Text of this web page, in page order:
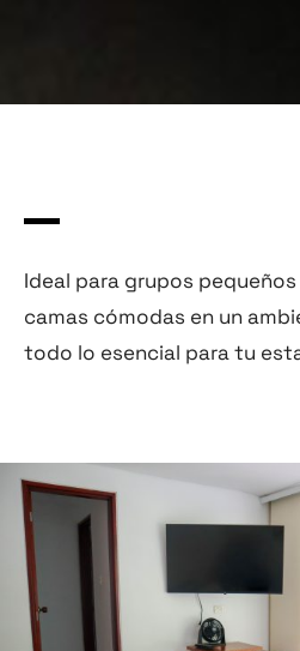
Ideal para grupos pequeños
camas cómodas en un
todo lo esencial para tu